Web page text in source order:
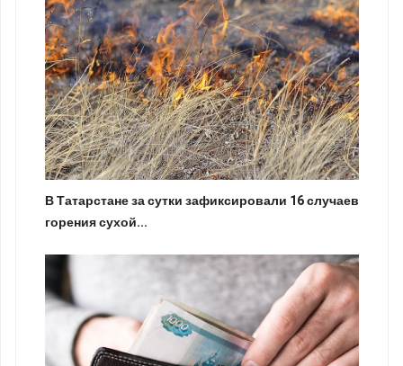
В Татарстане за сутки зафиксировали 16 случаев
горения сухой...